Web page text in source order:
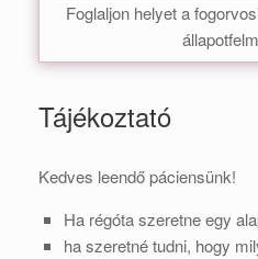
Foglaljon helyet a
Tájékoztató
Kedves leendő páciensünk!
Ha régóta szeretne egy
ha szeretné tudni, hogy